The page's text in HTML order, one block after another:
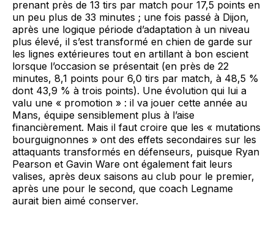
prenant près de 13 tirs par match pour 17,5 points en
un peu plus de 33 minutes ; une fois passé à Dijon,
après une logique période d’adaptation à un niveau
plus élevé, il s’est transformé en chien de garde sur
les lignes extérieures tout en artillant à bon escient
lorsque l’occasion se présentait (en près de 22
minutes, 8,1 points pour 6,0 tirs par match, à 48,5 %
dont 43,9 % à trois points). Une évolution qui lui a
valu une « promotion » : il va jouer cette année au
Mans, équipe sensiblement plus à l’aise
financièrement. Mais il faut croire que les « mutations
bourguignonnes » ont des effets secondaires sur les
attaquants transformés en défenseurs, puisque Ryan
Pearson et Gavin Ware ont également fait leurs
valises, après deux saisons au club pour le premier,
après une pour le second, que coach Legname
aurait bien aimé conserver.